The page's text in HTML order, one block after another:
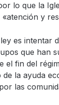
lo que la
y
es intentar
que han
el fin del
de la ayuda
las